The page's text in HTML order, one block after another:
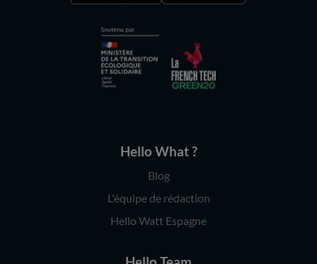
Hello What ?
Blog
L'équipe de rédaction
Hello Watt Espagne